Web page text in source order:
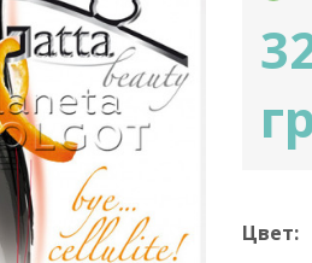
Цвет: